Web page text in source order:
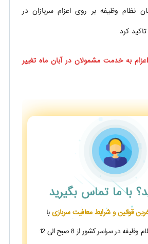
نظام وظیفه بر روی اعزام سربازان در
کرد
به خدمت مشمولان در آبان ماه تغییر
با ما تماس بگیرید
قوانین و شرایط معافیت سربازیبا
برترین مشاوران نظام وظیفه در سراسر کشور از 8 صبح الی 12